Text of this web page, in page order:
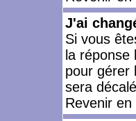
J'ai
Si vous
la
pour gérer
sera
Revenir en